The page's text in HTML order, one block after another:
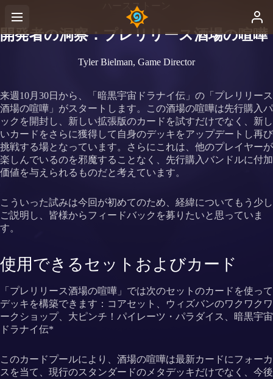
ハースストーン
開発者の洞察：プレリリース酒場の喧嘩
Tyler Bielman, Game Director
来週10月30日から、「暗黒宇宙ドラナイ伝」の「プレリリース
酒場の喧嘩」がスタートします。この酒場の喧嘩は先行購入パ
ックを開封し、新しい拡張版のカードを試すだけでなく、新し
いカードをさらに獲得して自身のデッキをアップデートし再び
挑戦する場となっています。さらにこれは、他のプレイヤーが
楽しんでいるのを邪魔することなく、先行購入バンドルに付加
価値を与えられるものだと考えています。
こういった試みは今回が初めてのため、経緯についてもう少し
ご説明し、皆様からフィードバックを募りたいと思っていま
す。
使用できるセットおよびカード
「プレリリース酒場の喧嘩」では次のセットのカードを使って
デッキを構築できます：コアセット、ウィズバンのワクワクワ
ークショップ、大ピンチ！パイレーツ・パラダイス、暗黒宇宙
ドラナイ伝*
このカードプールにより、酒場の喧嘩は最新カードにフォーカ
スを当て、現行のスタンダードのメタデッキだけでなく、今後